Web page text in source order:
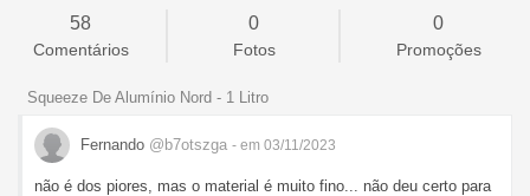
58
Comentários
0
Fotos
0
Promoções
Squeeze De Alumínio Nord - 1 Litro
Fernando @b7otszga - em 03/11/2023
não é dos piores, mas o material é muito fino... não deu certo para